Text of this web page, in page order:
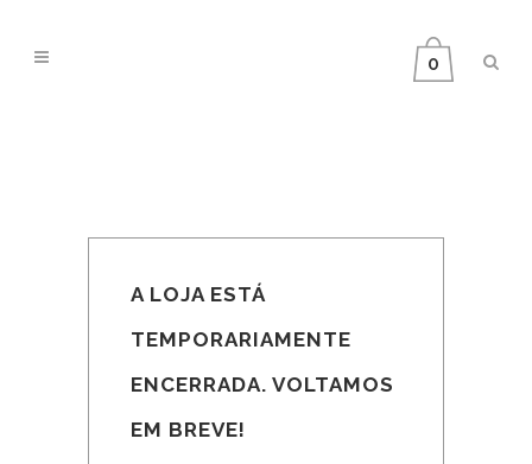
0
A LOJA ESTÁ
TEMPORARIAMENTE
ENCERRADA. VOLTAMOS
EM BREVE!